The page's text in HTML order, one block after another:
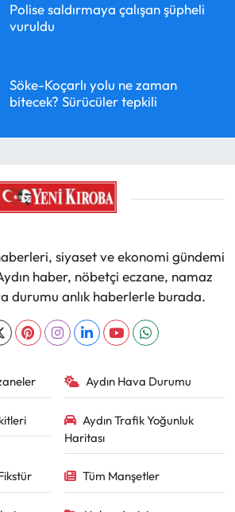
Polise saldırmaya çalışan şüpheli
vuruldu
Söke-Koçarlı yolu ne zaman
bitecek? Sürücüler tepkili
siyaset ve ekonomi gündemi
haber, nöbetçi eczane, namaz
durumu anlık haberlerle burada.
Aydın Hava Durumu
Aydın Trafik Yoğunluk
Haritası
Tüm Manşetler